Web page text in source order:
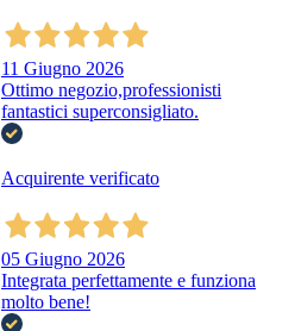
11 Giugno 2026
Ottimo negozio,professionisti
fantastici superconsigliato.
Acquirente verificato
05 Giugno 2026
Integrata perfettamente e funziona
molto bene!